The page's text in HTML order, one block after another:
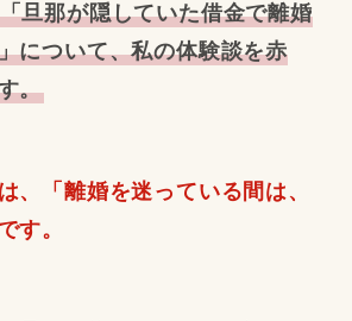
旦那が隠していた借金で離婚
について、私の体験談を赤
。
、「離婚を迷っている間は、
す。